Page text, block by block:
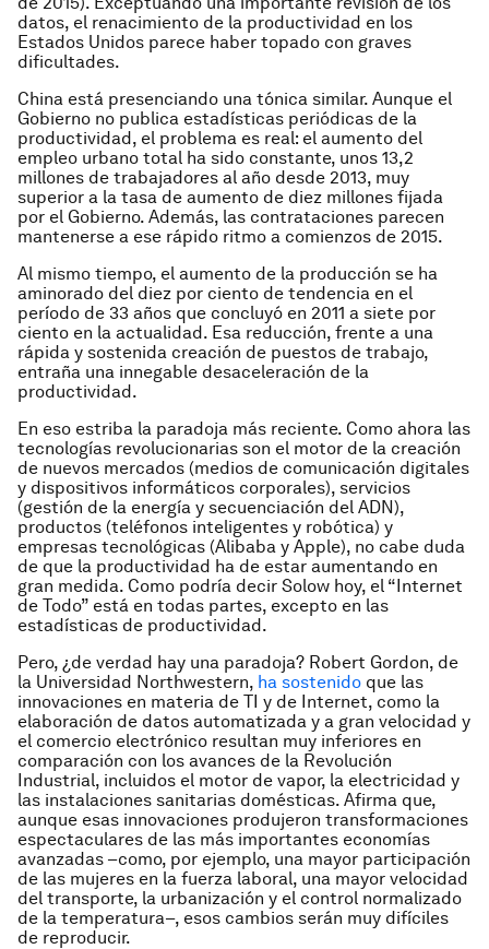
datos, el renacimiento de la productividad en los
Estados Unidos parece haber topado con graves
dificultades.
China está presenciando una tónica similar. Aunque el
Gobierno no publica estadísticas periódicas de la
productividad, el problema es real: el aumento del
empleo urbano total ha sido constante, unos 13,2
millones de trabajadores al año desde 2013, muy
superior a la tasa de aumento de diez millones fijada
por el Gobierno. Además, las contrataciones parecen
mantenerse a ese rápido ritmo a comienzos de 2015.
Al mismo tiempo, el aumento de la producción se ha
aminorado del diez por ciento de tendencia en el
período de 33 años que concluyó en 2011 a siete por
ciento en la actualidad. Esa reducción, frente a una
rápida y sostenida creación de puestos de trabajo,
entraña una innegable desaceleración de la
productividad.
En eso estriba la paradoja más reciente. Como ahora las
tecnologías revolucionarias son el motor de la creación
de nuevos mercados (medios de comunicación digitales
y dispositivos informáticos corporales), servicios
(gestión de la energía y secuenciación del ADN),
productos (teléfonos inteligentes y robótica) y
empresas tecnológicas (Alibaba y Apple), no cabe duda
de que la productividad ha de estar aumentando en
gran medida. Como podría decir Solow hoy, el “Internet
de Todo” está en todas partes, excepto en las
estadísticas de productividad.
Pero, ¿de verdad hay una paradoja? Robert Gordon, de
la Universidad Northwestern, ha sostenido que las
innovaciones en materia de TI y de Internet, como la
elaboración de datos automatizada y a gran velocidad y
el comercio electrónico resultan muy inferiores en
comparación con los avances de la Revolución
Industrial, incluidos el motor de vapor, la electricidad y
las instalaciones sanitarias domésticas. Afirma que,
aunque esas innovaciones produjeron transformaciones
espectaculares de las más importantes economías
avanzadas –como, por ejemplo, una mayor participación
de las mujeres en la fuerza laboral, una mayor velocidad
del transporte, la urbanización y el control normalizado
de la temperatura–, esos cambios serán muy difíciles
de reproducir.